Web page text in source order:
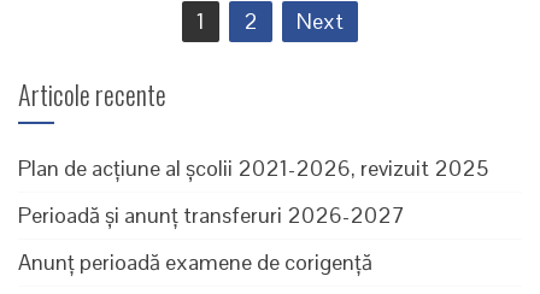
1 2 Next
Articole recente
Plan de acțiune al școlii 2021-2026, revizuit 2025
Perioadă și anunț transferuri 2026-2027
Anunț perioadă examene de corigență